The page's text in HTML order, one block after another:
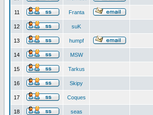
11 Franta
12 suK
13 humpf
14 MSW
15 Tarkus
16 Skipy
17 Coques
18 seas